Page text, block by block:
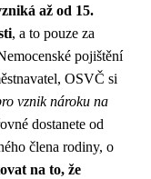
až od 15.
, a to pouze za
pojištění
OSVČ si
vznik nároku na
dostanete od
člena rodiny, o
na to, že